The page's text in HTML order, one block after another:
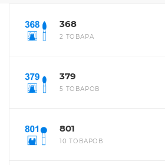
368
2 ТОВАРА
379
5 ТОВАРОВ
801
10 ТОВАРОВ